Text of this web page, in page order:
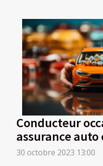
Conducteur
assurance auto
30 octobre 2023 13:00